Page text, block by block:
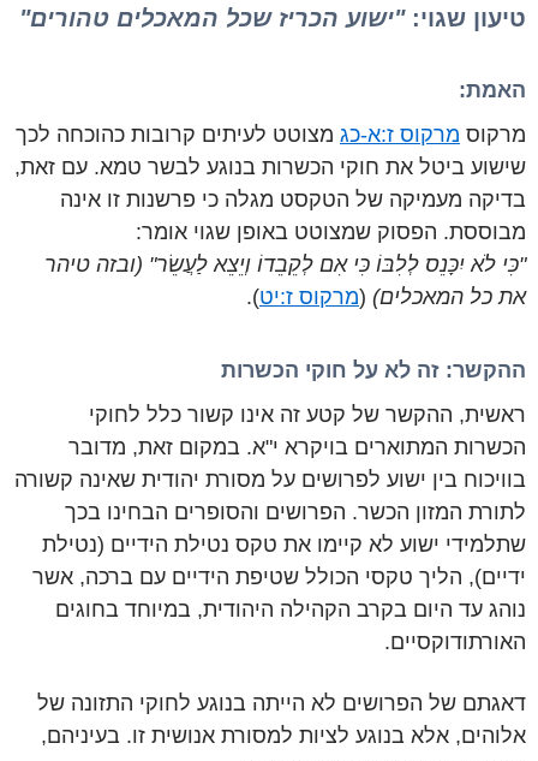
טיעון שגוי:"ישוע הכריז שכל המאכלים טהורים"
האמת:
מרקוס מרקוס ז:א-כג מצוטט לעיתים קרובות כהוכחה לכך
שישוע ביטל את חוקי הכשרות בנוגע לבשר טמא. עם זאת,
בדיקה מעמיקה של הטקסט מגלה כי פרשנות זו אינה
מבוססת. הפסוק שמצוטט באופן שגוי אומר:
"כִּי לֹא יִכָּנֵס לְלִבּוֹ כִּי אִם לְקֵבֵדוֹ וְיֵצֵא לַעֲשֵׂר" (ובזה טיהר
את כל המאכלים) (מרקוס ז:יט).
ההקשר: זה לא על חוקי הכשרות
ראשית, ההקשר של קטע זה אינו קשור כלל לחוקי
הכשרות המתוארים בויקרא י"א. במקום זאת, מדובר
בוויכוח בין ישוע לפרושים על מסורת יהודית שאינה קשורה
לתורת המזון הכשר. הפרושים והסופרים הבחינו בכך
שתלמידי ישוע לא קיימו את טקס נטילת הידיים (נטילת
ידיים), הליך טקסי הכולל שטיפת הידיים עם ברכה, אשר
נוהג עד היום בקרב הקהילה היהודית, במיוחד בחוגים
האורתודוקסיים.
דאגתם של הפרושים לא הייתה בנוגע לחוקי התזונה של
אלוהים, אלא בנוגע לציות למסורת אנושית זו. בעיניהם,